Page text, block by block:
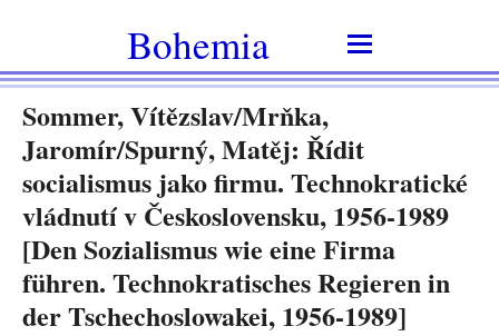
Bohemia
Sommer, Vítězslav/Mrňka,
Jaromír/Spurný, Matěj: Řídit
socialismus jako firmu. Technokratické
vládnutí v Československu, 1956-1989
[Den Sozialismus wie eine Firma
führen. Technokratisches Regieren in
der Tschechoslowakei, 1956-1989]